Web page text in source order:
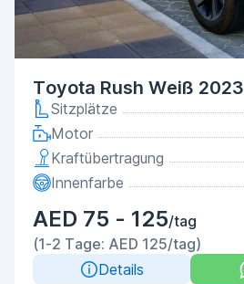
Toyota Rush Weiß 2023
Sitzplätze
Motor
Kraftübertragung
Innenfarbe
AED 75 - 125/tag
(1-2 Tage: AED 125/tag)
Details